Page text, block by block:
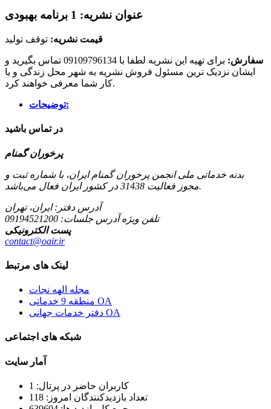
عنوان نشریه: 1 برنامه بهبودی
قیمت نشریه: توقف تولید
سفارش:
برای تهیه این نشریه لطفا با 09109796134 تماس بگیرید و
ایشان نزدیک ترین مسئول فروش نشریه به شهر محل زندگی و یا
کار شما معرفی خواهند کرد.
توضیحات:
در تماس باشید
پرخوران گمنام
بدنه خدماتی ملی انجمن پرخوران گمنام ایران، با شماره ثبت و
مجوز فعالیت 31438 در کشور ایران فعال می‌باشد.
آدرس دفتر: ایران، تهران
تلفن ویژه آدرس جلسات:
پست الکترونیکی
contact@oair.ir
لینک های مرتبط
مجله الهه نجات
منطقه 9 خدماتی OA
دفتر خدمات جهانی OA
شبکه های اجتماعی
آمار سایت
کاربران حاضر در پرتال: 1
تعداد بازدیدکنندگان امروز: 118